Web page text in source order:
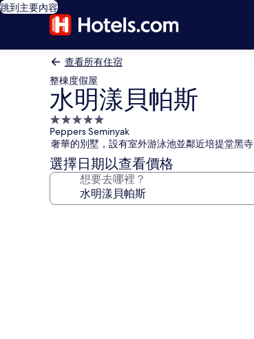
跳到主要內容
查看所有住宿
整棟度假屋
水明漾貝帕斯
5.0
星
級
住
宿
Peppers Seminyak
奢華的別墅，設有室外游泳池並鄰近培提堂黑寺
選擇日期以查看價格
想要去哪裡？